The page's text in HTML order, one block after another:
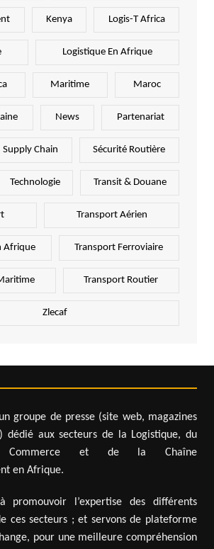
Kenya Logis-T Africa
Logistique En Afrique
Maritime Maroc
News Partenariat
Supply Chain Sécurité Routière
Technologie Transit & Douane
Transport Aérien
Afrique Transport Ferroviaire
Transport Routier
Zlecaf
groupe de presse (site web, magazines
dédié aux secteurs de la Logistique, du
Commerce et de la Chaîne
en Afrique.
promouvoir l’expertise des différents
ces secteurs ; et servons de plateforme
pour une meilleure compréhension